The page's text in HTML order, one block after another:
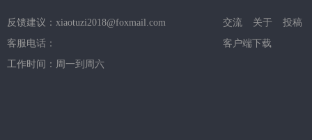
反馈建议：xiaotuzi2018@foxmail.com
客服电话：
工作时间：周一到周六
交流 关于
投稿
客户端下载